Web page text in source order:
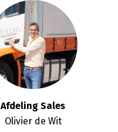
Afdeling Sales
Olivier de Wit